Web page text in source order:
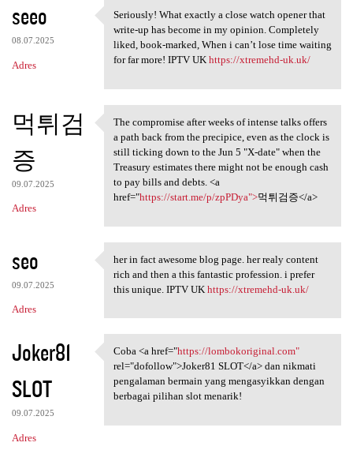
seeo
08.07.2025
Adres
Seriously! What exactly a
Seriously! What exactly a close watch opener that
write-up has become in my opinion. Completely
liked, book-marked, When i can’t lose time waiting
for far more! IPTV UK https://xtremehd-uk.uk/
먹튀검
증
09.07.2025
Adres
The compromise after weeks of
The compromise after weeks of intense talks offers
a path back from the precipice, even as the clock is
still ticking down to the Jun 5 "X-date" when the
Treasury estimates there might not be enough cash
to pay bills and debts. <a
href="https://start.me/p/zpPDya">먹튀검증</a>
seo
09.07.2025
Adres
her in fact awesome blog page
her in fact awesome blog page. her realy content
rich and then a this fantastic profession. i prefer
this unique. IPTV UK https://xtremehd-uk.uk/
Joker81
SLOT
09.07.2025
Adres
Coba <a href="https:/
Coba <a href="https://lombokoriginal.com"
rel="dofollow">Joker81 SLOT</a> dan nikmati
pengalaman bermain yang mengasyikkan dengan
berbagai pilihan slot menarik!